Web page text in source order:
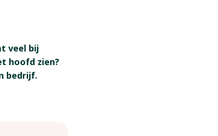
veel bij
hoofd zien?
bedrijf.